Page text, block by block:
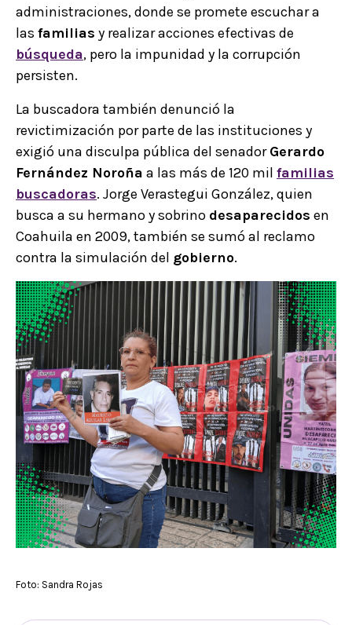
administraciones, donde se promete escuchar a
las familias y realizar acciones efectivas de
búsqueda, pero la impunidad y la corrupción
persisten.
La buscadora también denunció la
revictimización por parte de las instituciones y
exigió una disculpa pública del senadorGerardo
Fernández Noroña a las más de 120 mil familias
buscadoras. Jorge Verastegui González, quien
busca a su hermano y sobrino desaparecidos en
Coahuila en 2009, también se sumó al reclamo
contra la simulación del gobierno.
Foto: Sandra Rojas